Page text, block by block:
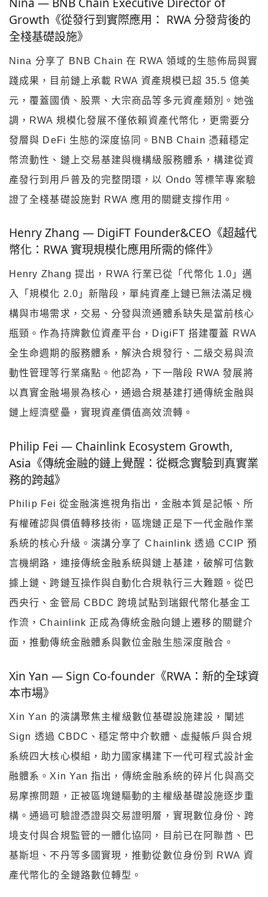
Growth《從發行到實際應用： RWA 分發背後的
全棧基礎設施》
Nina 分享了 BNB Chain 在 RWA 領域的生態佈局與實
踐成果，目前鏈上承載 RWA 資產規模已超 35.5 億美
元，覆蓋國債、股票、大宗商品等多元資產類別。她強
調，RWA 規模化發展不僅依賴資產代幣化，更需要分
發層與 DeFi 生態的深度協同。BNB Chain 憑藉穩定
幣流動性、鏈上交易基建與機構級服務體系，構建從資
產發行到用戶普及的完整閉環，以 Ondo 等標竿專案驗
證了全棧基礎設施對 RWA 應用的關鍵支撐作用。
Henry Zhang — DigiFT Founder&CEO《超越代
幣化：RWA 實現規模化應用所需的條件》
Henry Zhang 提出，RWA 行業已從「代幣化 1.0」邁
入「規模化 2.0」新階段，單純資產上鏈已無法滿足機
構與市場需求，交易、分發與流通體系缺失是當前核心
瓶頸。作為持牌數位資產平台，DigiFT 搭建覆蓋 RWA
全生命週期的服務體系，解決合規發行、二級交易與流
動性管理等行業痛點。他認為，下一階段 RWA 發展將
以真實金融場景為核心，通過合規基建打通傳統金融與
鏈上經濟壁壘，實現資產價值高效流轉。
Philip Fei — Chainlink Ecosystem Growth,
Asia《傳統金融的鏈上覺醒：從概念實驗到真實業
務的跨越》
Philip Fei 從金融演進視角指出，金融本質是記帳、所
有權確認與價值轉移技術，區塊鏈正是下一代金融作業
系統的核心升級。演講分享了 Chainlink 透過 CCIP 預
言機網路，連接傳統金融系統與鏈上基建，破解可信數
據上鏈、跨鏈互操作與自動化合規執行三大難題。從巴
西央行、金管局 CBDC 跨境試點到瑞銀代幣化基金工
作流，Chainlink 正成為傳統金融向鏈上遷移的關鍵介
面，推動傳統金融體系與數位金融生態深度融合。
Xin Yan — Sign Co-founder《RWA：新的全球資
本市場》
Xin Yan 的演講聚焦主權級數位基礎設施建設，闡述
Sign 透過 CBDC、穩定幣中介軟體、虛擬帳戶與合規
系統四大核心模組，助力國家構建下一代可程式設計金
融體系。Xin Yan 指出，傳統金融系統的碎片化與高交
易摩擦問題，正被區塊鏈驅動的主權級基礎設施逐步重
構。通過可驗證憑證與交易證明層，實現數位身份、跨
境支付與合規監管的一體化協同，目前已在阿聯酋、巴
基斯坦、不丹等多國實現，推動從數位身份到 RWA 資
產代幣化的全鏈路數位轉型。